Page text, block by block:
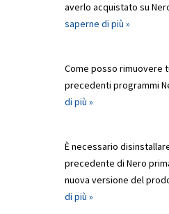
averlo acquistato su
saperne di più »
Come posso rimuovere
precedenti programmi
di più »
È necessario
precedente di Nero
nuova versione del
di più »